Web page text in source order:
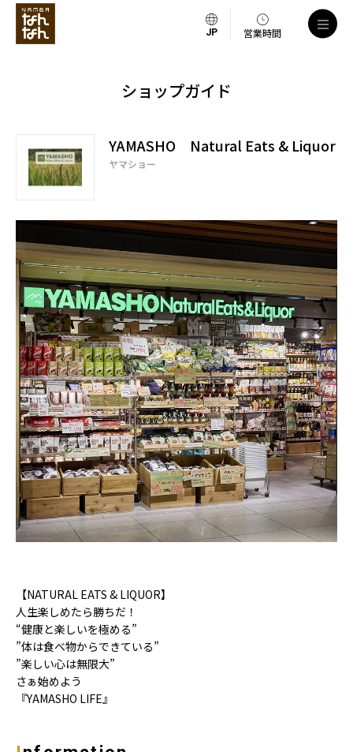
営業時間
ショップガイド
YAMASHO Natural Eats & Liquor
ヤマショー
【NATURAL EATS & LIQUOR】
人生楽しめたら勝ちだ！
“健康と楽しいを極める”
”体は食べ物からできている”
”楽しい心は無限大”
さぁ始めよう
『YAMASHO LIFE』